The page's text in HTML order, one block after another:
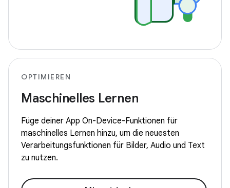
OPTIMIEREN
Maschinelles Lernen
Füge deiner App On-Device-Funktionen für
maschinelles Lernen hinzu, um die neuesten
Verarbeitungsfunktionen für Bilder, Audio und Text
zu nutzen.